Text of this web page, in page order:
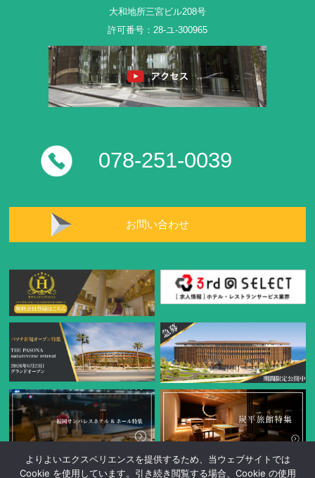
大和地所三宮ビル208号
許可番号：28-ユ-300965
078-251-0039
お問い合わせ
よりよいエクスペリエンスを提供するため、当ウェブサイトでは
Cookie を使用しています。引き続き閲覧する場合、Cookie の使用